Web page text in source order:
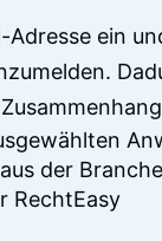
Adresse ein
der Branche
RechtEasy